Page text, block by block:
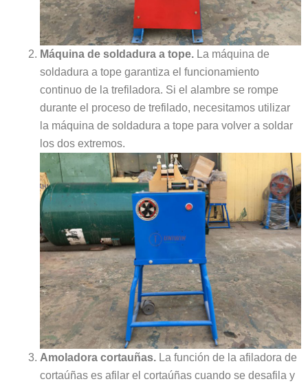
Máquina de soldadura a tope. La máquina de
soldadura a tope garantiza el funcionamiento
continuo de la trefiladora. Si el alambre se rompe
durante el proceso de trefilado, necesitamos utilizar
la máquina de soldadura a tope para volver a soldar
los dos extremos.
Amoladora cortauñas. La función de la afiladora de
cortaúñas es afilar el cortaúñas cuando se desafila y